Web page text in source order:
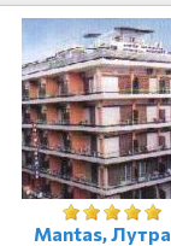
Mantas,